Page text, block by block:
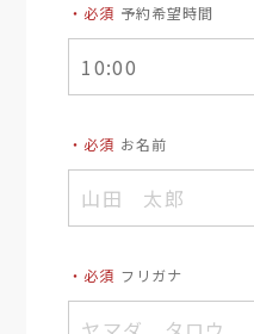
・必須 予約希望時間
・必須 お名前
・必須 フリガナ